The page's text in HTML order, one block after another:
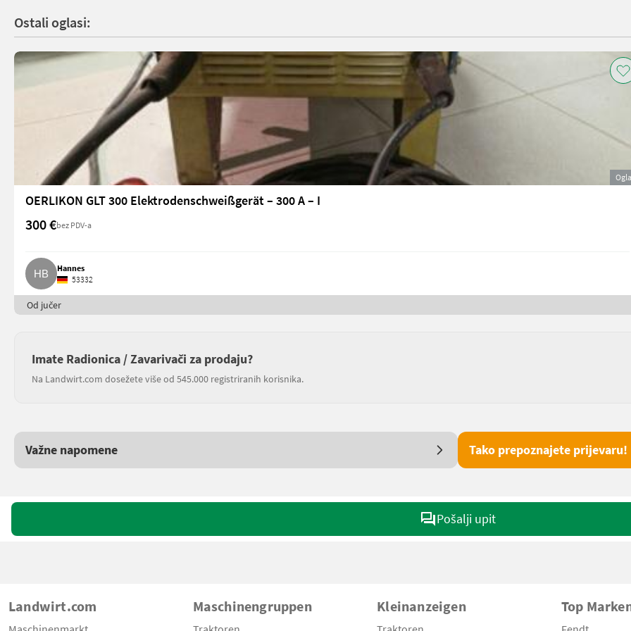
Ostali oglasi:
OERLIKON GLT 300 Elektrodenschweißgerät – 300 A – I
300 €bez PDV-a
Hannes
53332
Od jučer
Imate Radionica / Zavarivači za prodaju?
Na Landwirt.com dosežete više od 545.000 registriranih korisnika.
Važne napomene Tako prepoznajete prijevaru!
Pošalji upit
Landwirt.com Maschinengruppen Kleinanzeigen Top